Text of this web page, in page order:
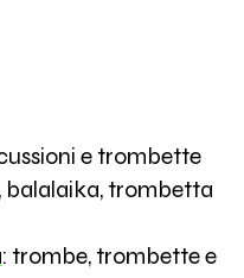
e trombette
balalaika, trombetta
: trombe, trombette e